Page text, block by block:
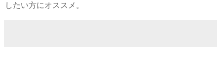
したい方にオススメ。